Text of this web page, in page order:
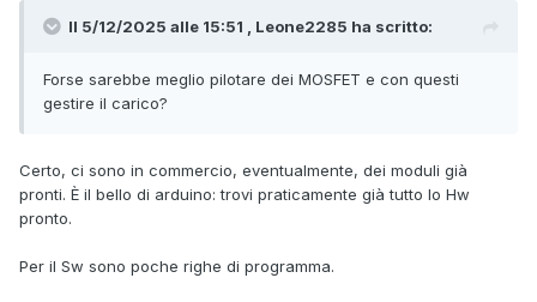
Il 5/12/2025 alle 15:51 , Leone2285 ha scritto:
Forse sarebbe meglio pilotare dei MOSFET e con questi
gestire il carico?
Certo, ci sono in commercio, eventualmente, dei moduli già
pronti. È il bello di arduino: trovi praticamente già tutto lo Hw
pronto.
Per il Sw sono poche righe di programma.